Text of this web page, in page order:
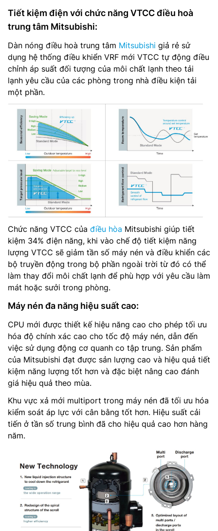
Tiết kiệm điện với chức năng VTCC điều hoà
trung tâm Mitsubishi:
Dàn nóng điều hoà trung tâm Mitsubishi giả rẻ sử
dụng hệ thống điều khiển VRF mới VTCC tự động điều
chỉnh áp suất đối tượng của môi chất lạnh theo tải
lạnh yêu cầu của các phòng trong nhà điều kiện tải
một phần.
Chức năng VTCC của điều hòa Mitsubishi giúp tiết
kiệm 34% điện năng, khi vào chế độ tiết kiệm năng
lượng VTCC sẽ giảm tần số máy nén và điều khiển các
bộ truyền động trong bộ phần ngoài trời từ đó có thể
làm thay đổi môi chất lạnh để phù hợp với yêu cầu làm
mát hoặc sưởi trong phòng.
Máy nén đa năng hiệu suất cao:
CPU mới được thiết kế hiệu năng cao cho phép tối ưu
hóa độ chính xác cao cho tốc độ máy nén, dẫn đến
việc sử dụng động cơ quanh co tập trung. Sản phẩm
của Mitsubishi đạt được sản lượng cao và hiệu quả tiết
kiệm năng lượng tốt hơn và đặc biệt nâng cao đánh
giá hiệu quả theo mùa.
Khu vực xả mới multiport trong máy nén đã tối ưu hóa
kiểm soát áp lực với cân bằng tốt hơn. Hiệu suất cải
tiến ở tần số trung bình đã cho hiệu quả cao hơn hàng
năm.